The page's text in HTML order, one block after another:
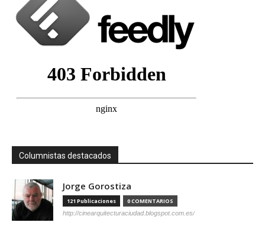
Columnistas destacados
Jorge Gorostiza
121 Publicaciones 0 COMENTARIOS
http://cinearquitecturaciudad.blogspot.com.es/